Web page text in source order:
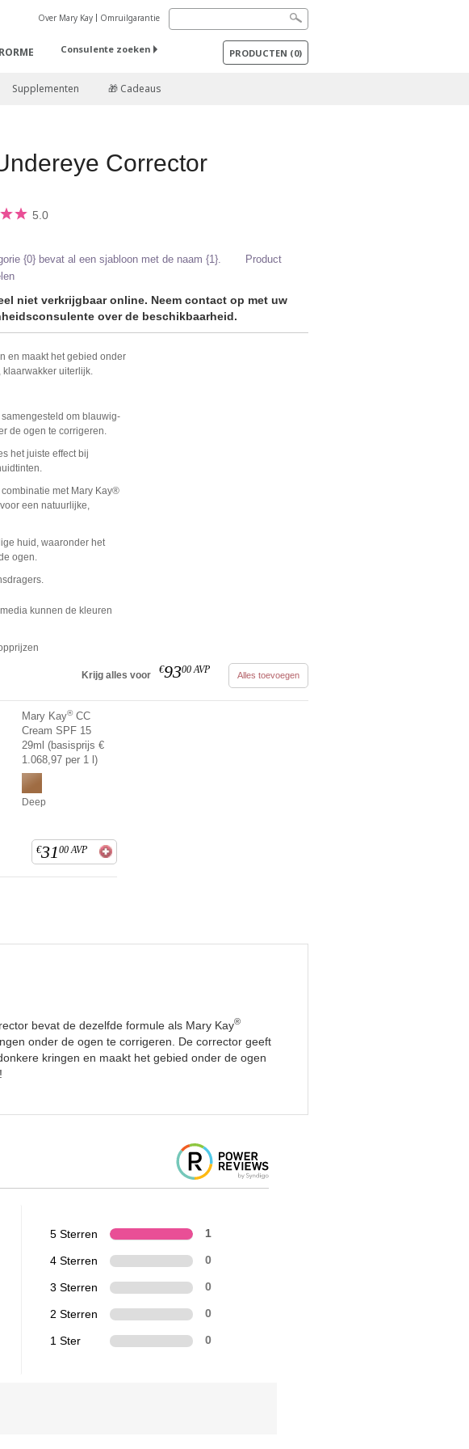
Over Mary Kay Omruilgarantie
Consulente zoeken PRODUCTEN (0)
Supplementen 🎁 Cadeaus
Corrector
5.0
{0} bevat al een sjabloon met de naam {1}.
Product
niet verkrijgbaar online. Neem contact op met uw
over de beschikbaarheid.
en maakt het gebied onder
uiterlijk.
om blauwig-
de ogen te corrigeren.
het juiste effect bij
met Mary Kay®
een natuurlijke,
huid, waaronder het
ogen.
kunnen de kleuren
Krijg alles voor €9300 AVP Alles toevoegen
Mary Kay®CC
Cream SPF 15
29ml (basisprijs €
1.068,97 per 1 l)
Deep
€3100 AVP
bevat de dezelfde formule als Mary Kay®
onder de ogen te corrigeren. De corrector geeft
kringen en maakt het gebied onder de ogen
5 Sterren 1
4 Sterren 0
3 Sterren 0
2 Sterren 0
1 Ster 0